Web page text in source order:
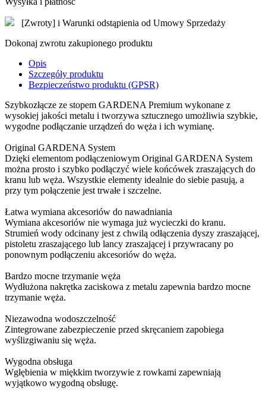
[Zwroty] i Warunki odstąpienia od Umowy Sprzedaży
Dokonaj zwrotu zakupionego produktu
Opis
Szczegóły produktu
Bezpieczeństwo produktu (GPSR)
Szybkozłącze ze stopem GARDENA Premium wykonane z
wysokiej jakości metalu i tworzywa sztucznego umożliwia szybkie,
wygodne podłączanie urządzeń do węża i ich wymianę.
Original GARDENA System
Dzięki elementom podłączeniowym Original GARDENA System
można prosto i szybko podłączyć wiele końcówek zraszających do
kranu lub węża. Wszystkie elementy idealnie do siebie pasują, a
przy tym połączenie jest trwałe i szczelne.
Łatwa wymiana akcesoriów do nawadniania
Wymiana akcesoriów nie wymaga już wycieczki do kranu.
Strumień wody odcinany jest z chwilą odłączenia dyszy zraszającej,
pistoletu zraszającego lub lancy zraszającej i przywracany po
ponownym podłączeniu akcesoriów do węża.
Bardzo mocne trzymanie węża
Wydłużona nakrętka zaciskowa z metalu zapewnia bardzo mocne
trzymanie węża.
Niezawodna wodoszczelność
Zintegrowane zabezpieczenie przed skręcaniem zapobiega
wyślizgiwaniu się węża.
Wygodna obsługa
Wgłębienia w miękkim tworzywie z rowkami zapewniają
wyjątkowo wygodną obsługę.